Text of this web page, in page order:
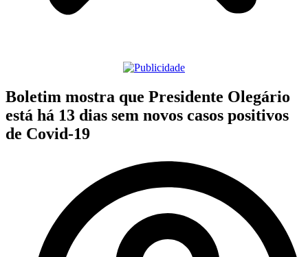
Boletim mostra que Presidente Olegário
está há 13 dias sem novos casos positivos
de Covid-19